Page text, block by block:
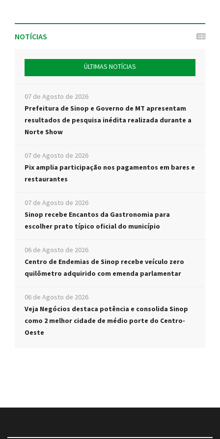
NOTÍCIAS
ÚLTIMAS NOTÍCIAS
07 de Agosto de 2026
Prefeitura de Sinop e Governo de MT apresentam
resultados de pesquisa inédita realizada durante a
Norte Show
07 de Agosto de 2026
Pix amplia participação nos pagamentos em bares e
restaurantes
07 de Agosto de 2026
Sinop recebe Encantos da Gastronomia para
escolher prato típico oficial do município
06 de Agosto de 2026
Centro de Endemias de Sinop recebe veículo zero
quilômetro adquirido com emenda parlamentar
06 de Agosto de 2026
Veja Negócios destaca potência e consolida Sinop
como 2 melhor cidade de médio porte do Centro-
Oeste